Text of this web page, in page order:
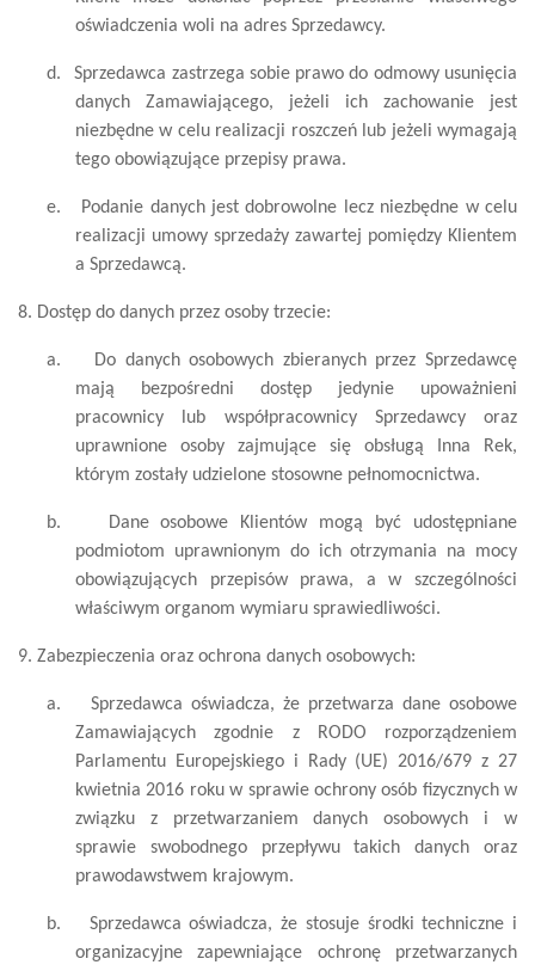
oświadczenia woli na adres Sprzedawcy.
d.
Sprzedawca zastrzega sobie prawo do odmowy usunięcia
danych Zamawiającego, jeżeli ich zachowanie jest
niezbędne w celu realizacji roszczeń lub jeżeli wymagają
tego obowiązujące przepisy prawa.
e.
Podanie danych jest dobrowolne lecz niezbędne w celu
realizacji umowy sprzedaży zawartej pomiędzy Klientem
a Sprzedawcą.
8. Dostęp do danych przez osoby trzecie:
a.
Do danych osobowych zbieranych przez Sprzedawcę
mają bezpośredni dostęp jedynie upoważnieni
pracownicy lub współpracownicy Sprzedawcy oraz
uprawnione osoby zajmujące się obsługą Inna Rek,
którym zostały udzielone stosowne pełnomocnictwa.
b.
Dane osobowe Klientów mogą być udostępniane
podmiotom uprawnionym do ich otrzymania na mocy
obowiązujących przepisów prawa, a w szczególności
właściwym organom wymiaru sprawiedliwości.
9. Zabezpieczenia oraz ochrona danych osobowych:
a.
Sprzedawca oświadcza, że przetwarza dane osobowe
Zamawiających zgodnie z RODO rozporządzeniem
Parlamentu Europejskiego i Rady (UE) 2016/679 z 27
kwietnia 2016 roku w sprawie ochrony osób fizycznych w
związku z przetwarzaniem danych osobowych i w
sprawie swobodnego przepływu takich danych oraz
prawodawstwem krajowym.
b.
Sprzedawca oświadcza, że stosuje środki techniczne i
organizacyjne zapewniające ochronę przetwarzanych